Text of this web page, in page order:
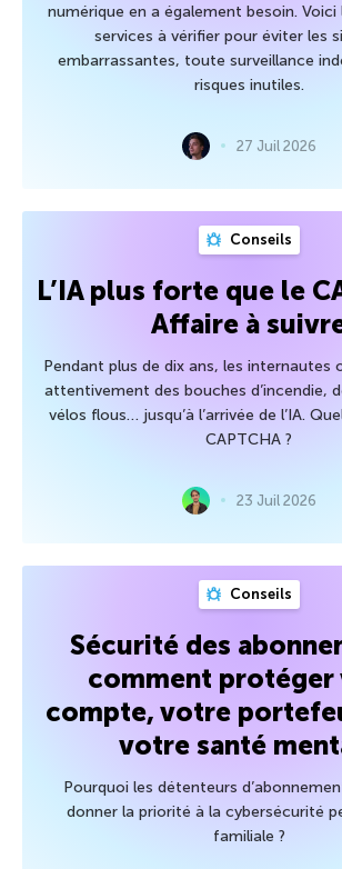
numérique en a également besoin.
services à vérifier pour éviter les
embarrassantes, toute surveillance
risques inutiles.
27 Juil 2026
Conseils
L’IA plus forte que le
Affaire à
Pendant plus de dix ans, les internautes
attentivement des bouches d’incendie,
vélos flous… jusqu’à l’arrivée de l’IA.
CAPTCHA ?
23 Juil 2026
Conseils
Sécurité des
comment protéger
compte, votre
votre santé
Pourquoi les détenteurs
donner la priorité à la cybersécurité
familiale ?